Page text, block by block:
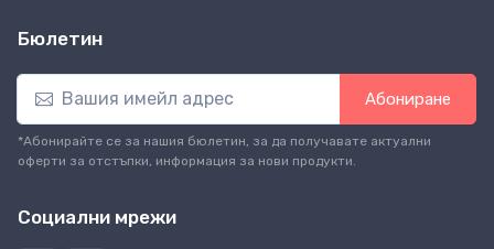
Бюлетин
Абониране
*Абонирайте се за нашия бюлетин, за да получавате актуални
оферти за отстъпки, информация за нови продукти.
Социални мрежи